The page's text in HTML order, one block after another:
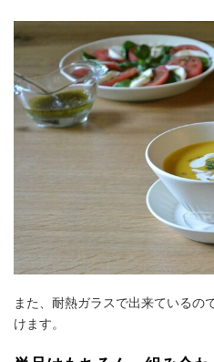
また、耐熱ガラスで出来ているの
けます。